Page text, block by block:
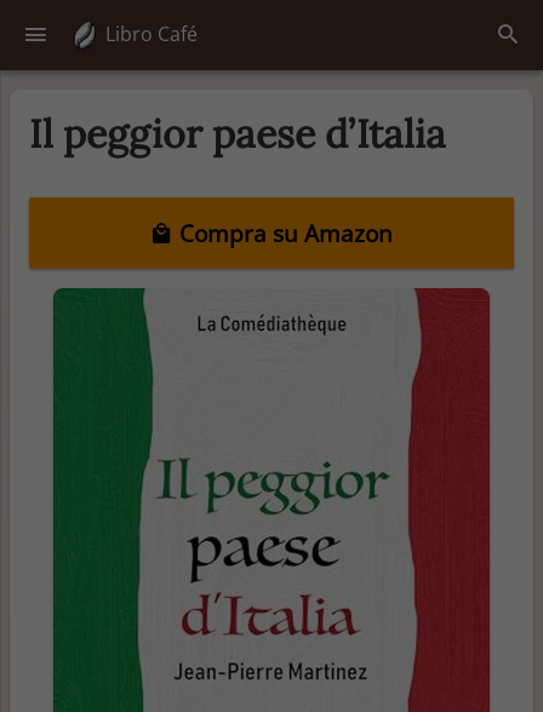
Libro Café
Il peggior paese d’Italia
Compra su Amazon